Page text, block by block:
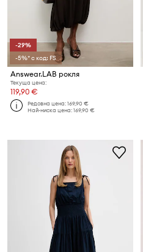
-29%
-5%* с код: FS
Answear.LAB рокля
Текуща цена:
119,90 €
Редовна цена:169,90 €
Най-ниска цена:169,90 €